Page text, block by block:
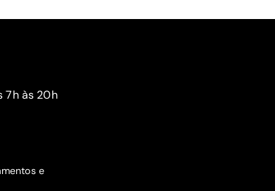
7h às 20h
e